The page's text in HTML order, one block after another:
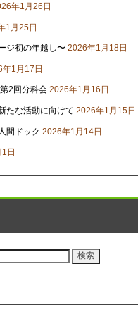
年1月26日
1月25日
ジ初の年越し〜 2026年1月18日
年1月17日
2回分科会 2026年1月16日
たな活動に向けて 2026年1月15日
間ドック 2026年1月14日
日